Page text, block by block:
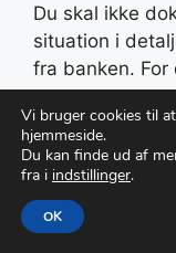
Du skal ikke
situation i
fra banken.
nogen form for
ejendele i
Kviklån:
Vi bruger cookies til
hjemmeside.
Du kan finde ud af
fra i indstillinger.
OK